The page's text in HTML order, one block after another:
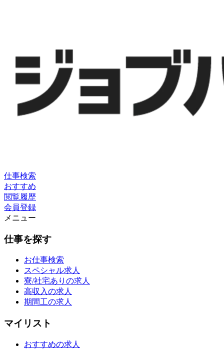
仕事検索
おすすめ
閲覧履歴
会員登録
メニュー
仕事を探す
お仕事検索
スペシャル求人
寮/社宅ありの求人
高収入の求人
期間工の求人
マイリスト
おすすめの求人